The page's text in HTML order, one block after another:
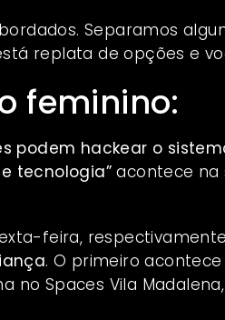
Separamos
replata de opções e
feminino:
podem hackear o
tecnologia” acontece na
feira,
. O primeiro acontece
no Spaces Vila